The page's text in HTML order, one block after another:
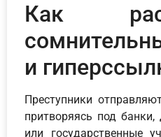
Как
и
Преступники
притворяясь под
или государственные